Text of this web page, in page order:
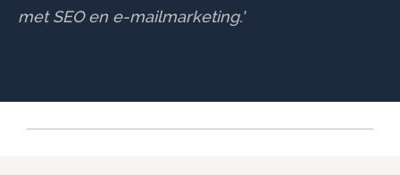
met SEO en e-mailmarketing.'